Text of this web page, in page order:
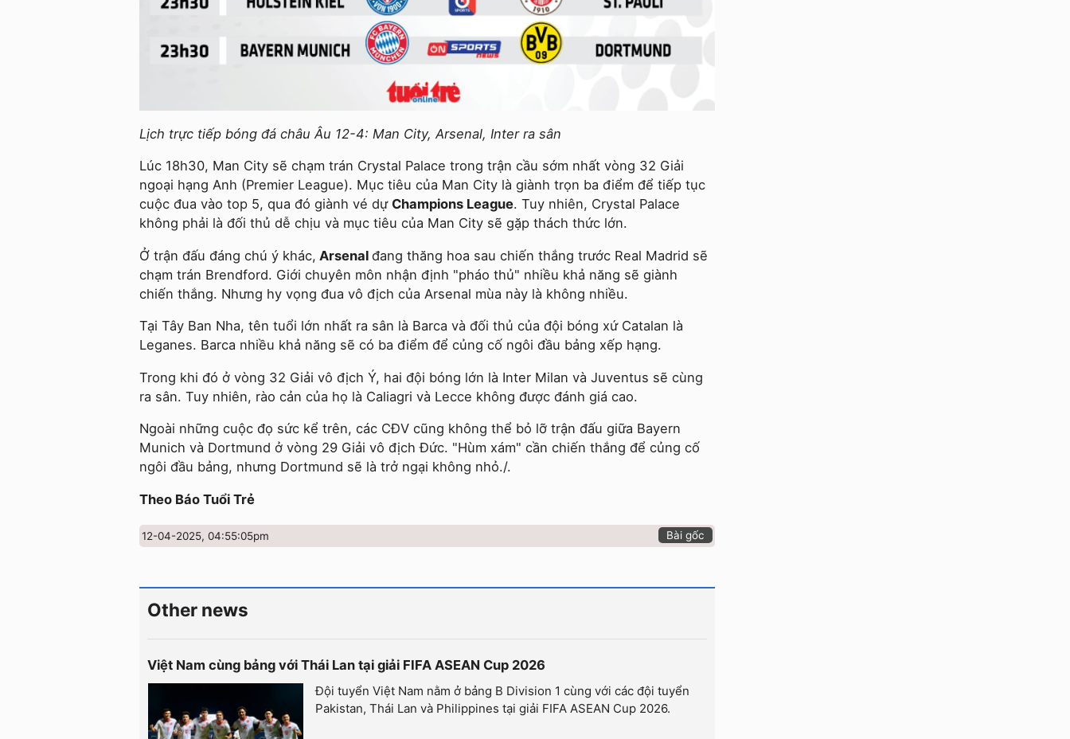
Lịch trực tiếp bóng đá châu Âu 12-4: Man City, Arsenal, Inter ra sân
Lúc 18h30, Man City sẽ chạm trán Crystal Palace trong trận cầu sớm nhất vòng 32 Giải
ngoại hạng Anh (Premier League). Mục tiêu của Man City là giành trọn ba điểm để tiếp tục
cuộc đua vào top 5, qua đó giành vé dự Champions League. Tuy nhiên, Crystal Palace
không phải là đối thủ dễ chịu và mục tiêu của Man City sẽ gặp thách thức lớn.
Ở trận đấu đáng chú ý khác, Arsenal đang thăng hoa sau chiến thắng trước Real Madrid sẽ
chạm trán Brendford. Giới chuyên môn nhận định "pháo thủ" nhiều khả năng sẽ giành
chiến thắng. Nhưng hy vọng đua vô địch của Arsenal mùa này là không nhiều.
Tại Tây Ban Nha, tên tuổi lớn nhất ra sân là Barca và đối thủ của đội bóng xứ Catalan là
Leganes. Barca nhiều khả năng sẽ có ba điểm để củng cố ngôi đầu bảng xếp hạng.
Trong khi đó ở vòng 32 Giải vô địch Ý, hai đội bóng lớn là Inter Milan và Juventus sẽ cùng
ra sân. Tuy nhiên, rào cản của họ là Caliagri và Lecce không được đánh giá cao.
Ngoài những cuộc đọ sức kể trên, các CĐV cũng không thể bỏ lỡ trận đấu giữa Bayern
Munich và Dortmund ở vòng 29 Giải vô địch Đức. "Hùm xám" cần chiến thắng để củng cố
ngôi đầu bảng, nhưng Dortmund sẽ là trở ngại không nhỏ./.
Theo Báo Tuổi Trẻ
12-04-2025, 04:55:05pm Bài gốc
Other news
Việt Nam cùng bảng với Thái Lan tại giải FIFA ASEAN Cup 2026
Đội tuyển Việt Nam nằm ở bảng B Division 1 cùng với các đội tuyển
Pakistan, Thái Lan và Philippines tại giải FIFA ASEAN Cup 2026.